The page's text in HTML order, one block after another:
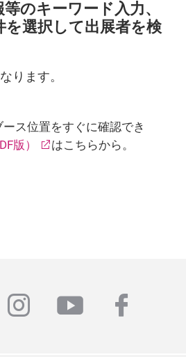
のキーワード入力、
を選択して出展者を検
ります。
ス位置をすぐに確認でき
版） はこちらから。
instagram
youtube